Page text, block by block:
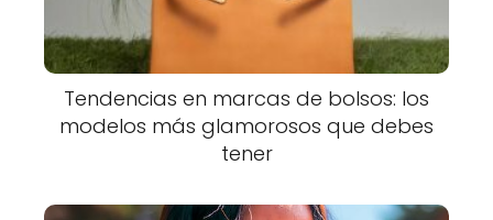
Tendencias en marcas de bolsos: los
modelos más glamorosos que debes
tener